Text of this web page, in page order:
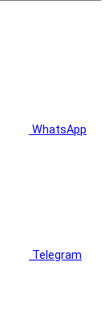
WhatsApp
Telegram